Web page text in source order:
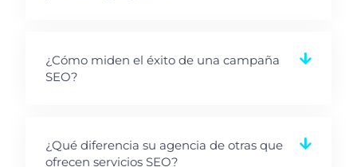
¿Cómo miden el éxito de una campaña
SEO?
¿Qué diferencia su agencia de otras que
ofrecen servicios SEO?